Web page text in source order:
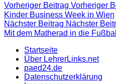
Vorheriger Beitrag Vorheriger
Kinder Business Week in Wien
Nächster Beitrag Nächster
Mit dem Matherad in die
Startseite
Über LehrerLinks.net
paed24.de
Datenschutzerklärung